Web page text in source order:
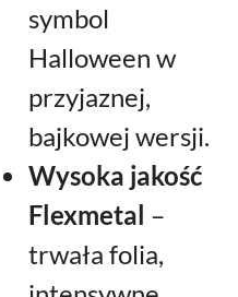
symbol
Halloween w
przyjaznej,
bajkowej wersji.
Wysoka jakość
Flexmetal –
trwała folia,